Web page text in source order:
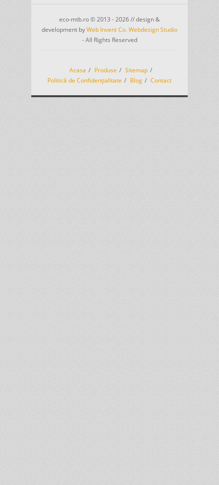
eco-mtb.ro © 2013 - 2026 // design &
development byWeb Invent Co. Webdesign Studio
- All Rights Reserved
Acasa Produse
Sitemap
Politică de Confidențialitate
Blog Contact